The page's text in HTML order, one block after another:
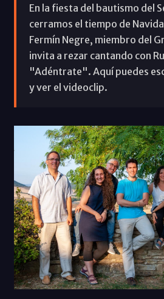
En la fiesta del bautismo del
cerramos el tiempo de
Fermín Negre, miembro del
invita a rezar cantando con
"Adéntrate". Aquí puedes
y ver el videoclip.